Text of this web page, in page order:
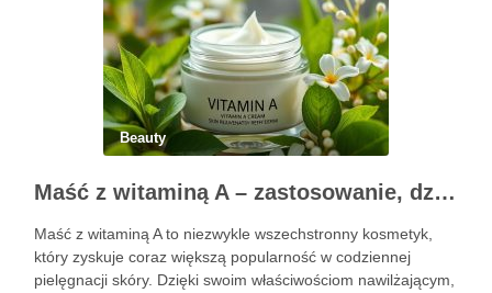
Beauty
Maść z witaminą A – zastosowanie, działanie i bezpieczeństwo stosowania
Maść z witaminą A to niezwykle wszechstronny kosmetyk,
który zyskuje coraz większą popularność w codziennej
pielęgnacji skóry. Dzięki swoim właściwościom nawilżającym,